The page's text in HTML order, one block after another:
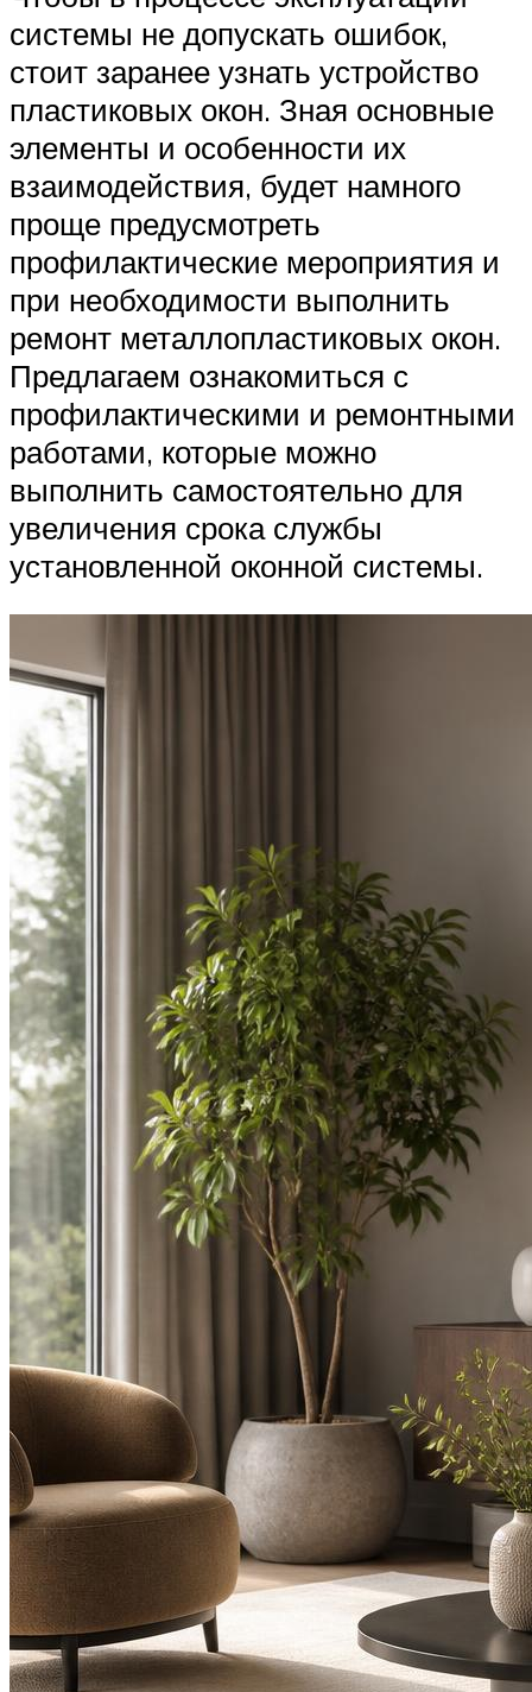
системы не допускать ошибок,
стоит заранее узнать устройство
пластиковых окон. Зная основные
элементы и особенности их
взаимодействия, будет намного
проще предусмотреть
профилактические мероприятия и
при необходимости выполнить
ремонт металлопластиковых окон.
Предлагаем ознакомиться с
профилактическими и ремонтными
работами, которые можно
выполнить самостоятельно для
увеличения срока службы
установленной оконной системы.